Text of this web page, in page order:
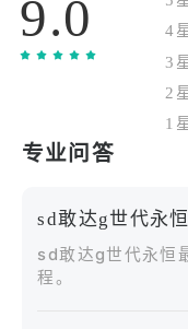
误。作为指挥官，
体，利用地形与武
组建属于你的部队。
激烈的战场挑战。
战略开发与成长。
9.0
4
3
2
1
专业问答
sd敢达g世代永
sd敢达g世代永恒
程。